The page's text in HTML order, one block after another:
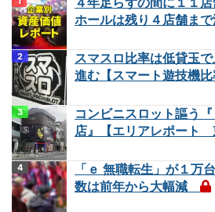
ホールは残り４店舗ま
スマスロ比率は低貸玉
進む【スマート遊技機
コンビニスロット謳う
店』【エリアレポート
「ｅ 無職転生」が１万
数は前年から大幅減